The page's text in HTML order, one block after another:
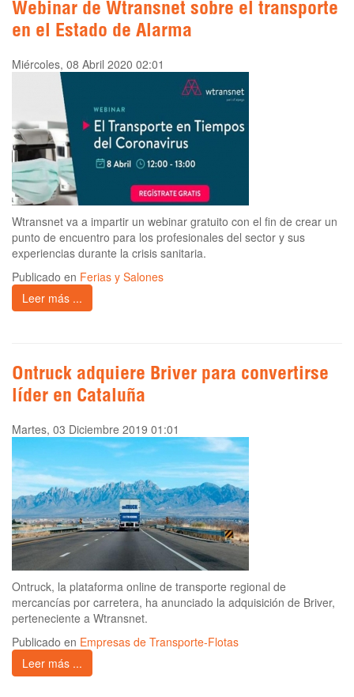
Webinar de Wtransnet sobre el transporte
en el Estado de Alarma
Miércoles, 08 Abril 2020 02:01
Wtransnet va a impartir un webinar gratuito con el fin de crear un
punto de encuentro para los profesionales del sector y sus
experiencias durante la crisis sanitaria.
Publicado en Ferias y Salones
Leer más ...
Ontruck adquiere Briver para convertirse
líder en Cataluña
Martes, 03 Diciembre 2019 01:01
Ontruck, la plataforma online de transporte regional de
mercancías por carretera, ha anunciado la adquisición de Briver,
perteneciente a Wtransnet.
Publicado en Empresas de Transporte-Flotas
Leer más ...